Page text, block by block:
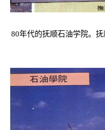
80年代的抚顺石油学院。